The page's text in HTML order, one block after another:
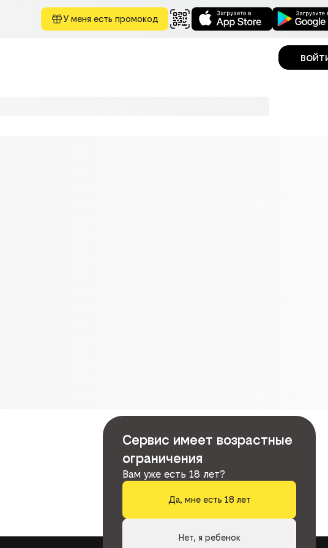
У меня есть промокод
Сервис имеет возрастные
ограничения
Вам уже есть 18 лет?
Да, мне есть 18 лет
Нет, я ребенок